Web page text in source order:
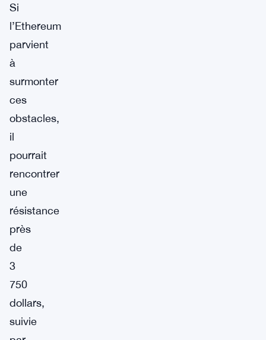
Si
l’Ethereum
parvient
à
surmonter
ces
obstacles,
il
pourrait
rencontrer
une
résistance
près
de
3
750
dollars,
suivie